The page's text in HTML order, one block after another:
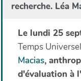
recherche. Léa
Le lundi 25
Temps Universel
Macias,
d'évaluation à l'